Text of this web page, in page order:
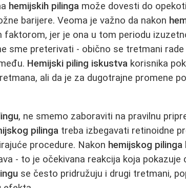
hemijskih pilinga može dovesti do
barijere. Veoma je važno da nakon
jer je ona u tom periodu
sme preterivati - obično se tretmani rade
Hemijski piling iskustva korisnika
ali da je za dugotrajne promene
, ne smemo zaboraviti na pravilnu
pilinga treba izbegavati retinoidne
procedure. Nakon hemijskog pilinga
- to je očekivana reakcija koja pokazuje
se često pridružuju i drugi tretmani,